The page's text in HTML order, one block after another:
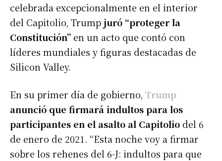
celebrada excepcionalmente en el interior
del Capitolio, Trumpjuró “proteger la
Constitución” en un acto que contó con
líderes mundiales y figuras destacadas de
Silicon Valley.
En su primer día de gobierno, Trump
anunció que firmará indultos para los
participantes en el asalto al Capitolio del 6
de enero de 2021. “Esta noche voy a firmar
sobre los rehenes del 6-J: indultos para que